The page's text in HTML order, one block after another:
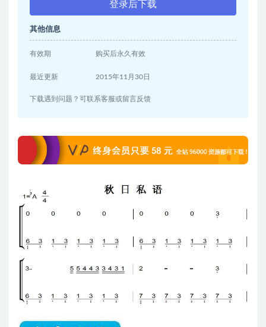
登录后下载
其他信息
有效期 购买后永久有效
最近更新 2015年11月30日
下载遇到问题？可联系客服或留言反馈